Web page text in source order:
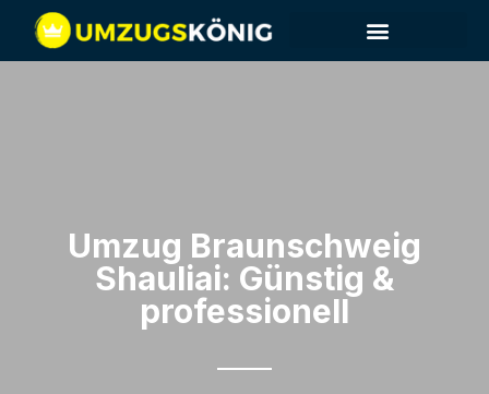
Umzug Braunschweig​
Shauliai: Günstig &
professionell​